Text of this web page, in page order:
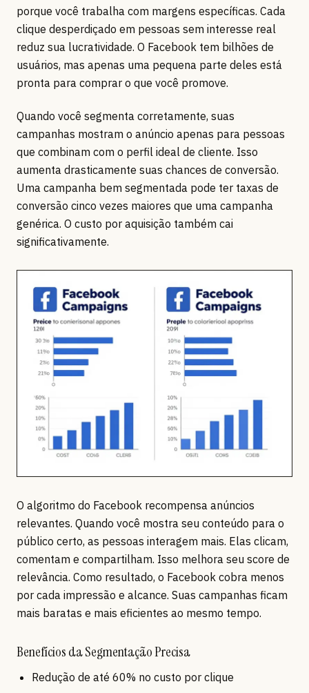
porque você trabalha com margens específicas. Cada
clique desperdiçado em pessoas sem interesse real
reduz sua lucratividade. O Facebook tem bilhões de
usuários, mas apenas uma pequena parte deles está
pronta para comprar o que você promove.
Quando você segmenta corretamente, suas
campanhas mostram o anúncio apenas para pessoas
que combinam com o perfil ideal de cliente. Isso
aumenta drasticamente suas chances de conversão.
Uma campanha bem segmentada pode ter taxas de
conversão cinco vezes maiores que uma campanha
genérica. O custo por aquisição também cai
significativamente.
O algoritmo do Facebook recompensa anúncios
relevantes. Quando você mostra seu conteúdo para o
público certo, as pessoas interagem mais. Elas clicam,
comentam e compartilham. Isso melhora seu score de
relevância. Como resultado, o Facebook cobra menos
por cada impressão e alcance. Suas campanhas ficam
mais baratas e mais eficientes ao mesmo tempo.
Benefícios da Segmentação Precisa
Redução de até 60% no custo por clique